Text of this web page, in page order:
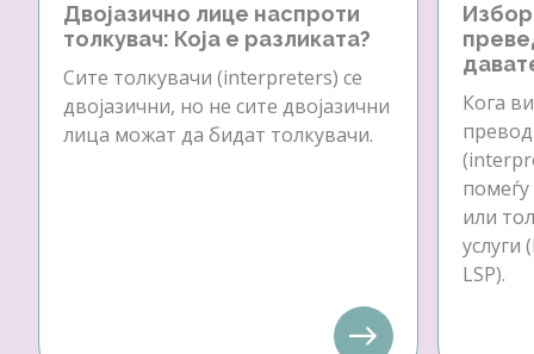
Двојазично лице наспроти
толкувач: Која е разликата?
Сите толкувачи (interpreters) се
двојазични, но не сите двојазични
лица можат да бидат толкувачи.
Кога
или
услуги
LSP).